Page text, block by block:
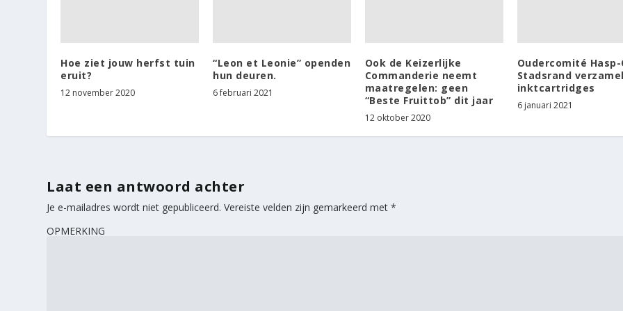
Hoe ziet jouw herfst tuin
eruit?
12 november 2020
“Leon et Leonie” openden
hun deuren.
6 februari 2021
Ook de Keizerlijke
Commanderie neemt
maatregelen: geen
“Beste Fruittob” dit jaar
12 oktober 2020
Oudercomité Hasp-
Stadsrand
inktcartridges
6 januari 2021
Laat een antwoord achter
Je e-mailadres wordt niet gepubliceerd. Vereiste velden zijn gemarkeerd met*
OPMERKING